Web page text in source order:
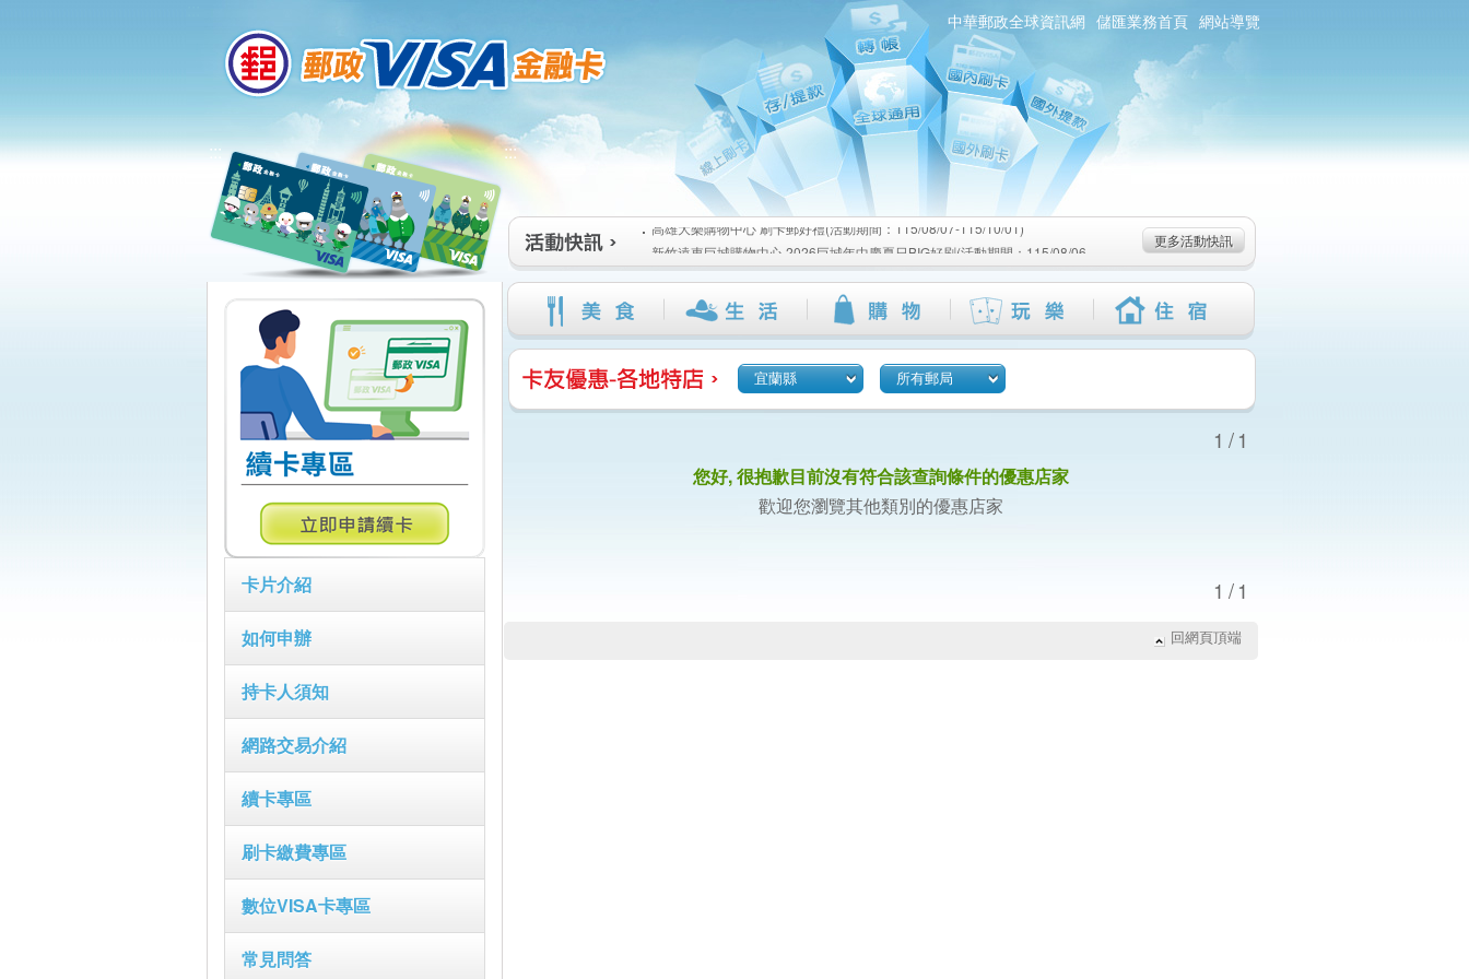
中華郵政全球資訊網 儲匯業務首頁 網站導覽
:::
卡片介紹
如何申辦
持卡人須知
網路交易介紹
續卡專區
刷卡繳費專區
數位VISA卡專區
常見問答
:::
高雄大樂購物中心 刷卡郵好禮(活動期間：115/08/07-115/10/01)
新竹遠東巨城購物中心 2026巨城年中慶夏日BIG好刷(活動期間：115/08/06-
115/08/26)
臺北三創生活 有點東西第2波 刷卡郵好禮(活動期間：115/08/06-115/09/02)
高雄大樂購物中心 刷卡郵好禮(活動期間：115/08/07-115/10/01)
新竹遠東巨城購物中心 2026巨城年中慶夏日BIG好刷(活動期間：115/08/06-
115/08/26)
臺北三創生活 有點東西第2波 刷卡郵好禮(活動期間：115/08/06-115/09/02)
更多活動快訊
宜蘭縣 所有郵局
1/1
您好, 很抱歉目前沒有符合該查詢條件的優惠店家
歡迎您瀏覽其他類別的優惠店家
1/1
回網頁頂端